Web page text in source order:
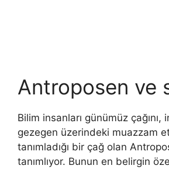
Antroposen ve
Bilim insanları günümüz çağını,
gezegen üzerindeki muazzam
tanımladığı bir çağ olan
tanımlıyor. Bunun en belirgin